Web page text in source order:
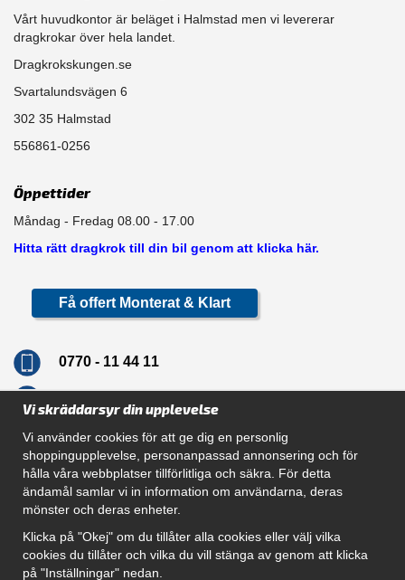
Vårt huvudkontor är beläget i Halmstad men vi levererar
dragkrokar över hela landet.
Dragkrokskungen.se
Svartalundsvägen 6
302 35 Halmstad
556861-0256
Öppettider
Måndag - Fredag 08.00 - 17.00
Hitta rätt dragkrok till din bil genom att klicka här.
Få offert Monterat & Klart
0770 - 11 44 11
Navigation
Hur beställer jag
Gör Det Själv Paket
Montera dragkrok
SUPPORT
Vi skräddarsyr din upplevelse
Vi använder cookies för att ge dig en personlig
shoppingupplevelse, personanpassad annonsering och för
hålla våra webbplatser tillförlitliga och säkra. För detta
ändamål samlar vi in information om användarna, deras
mönster och deras enheter.
Klicka på "Okej" om du tillåter alla cookies eller välj vilka
cookies du tillåter och vilka du vill stänga av genom att klicka
på "Inställningar" nedan.